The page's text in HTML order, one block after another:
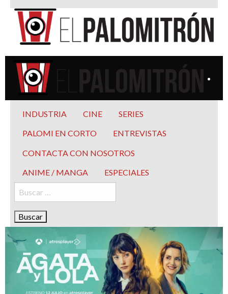
Saltar
contenido
El Palomitrón
El Palomitrón
Tu espacio de la industria de cine española y
latinoamericana
INDUSTRIA CINE SERIES
PALOMI EN CORTO ENTREVISTAS
CONTACTA CON NOSOTROS
ANIME / MANGA ESPECIALES
Buscar: